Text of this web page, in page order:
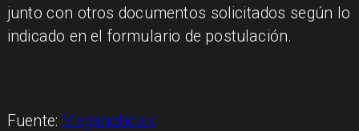
junto con otros documentos solicitados según lo
indicado en el formulario de postulación.
Fuente: Meganoticias